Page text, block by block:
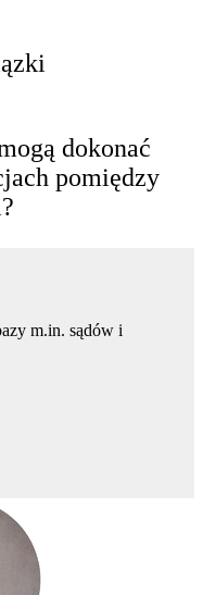
dokonać
pomiędzy
m.in. sądów i